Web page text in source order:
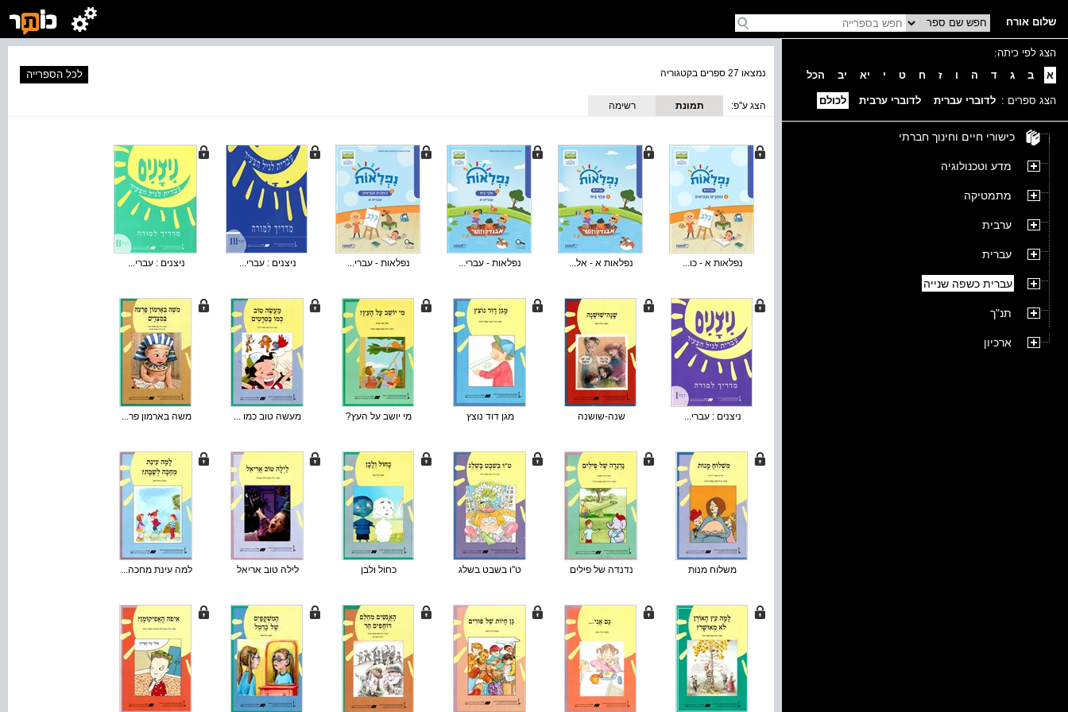
שלום אורח
הצג לפי כיתה:
א
ב ג ד ה ו ז ח ט י יא יב הכל
הצג ספרים : לדוברי עברית לדוברי ערבית לכולם
כישורי חיים וחינוך חברתי
מדע וטכנולוגיה
מתמטיקה
ערבית
עברית
עברית כשפה שנייה
תנ"ך
ארכיון
נמצאו 27 ספרים בקטגוריה לכל הספרייה
הצג ע''פ:
תמונת
רשימה
נפלאות א - כו... נפלאות א - אל... נפלאות - עברי... נפלאות - עברי... ניצנים : עברי... ניצנים : עברי...
ניצנים : עברי... שנה-שושנה מגן דוד נוצץ מי יושב על העץ? מעשה טוב כמו ... משה בארמון פר...
משלוח מנות נדנדה של פילים ט"ו בשבט בשלג כחול ולבן לילה טוב אריאל למה עינת מחכה...